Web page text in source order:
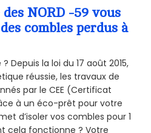
NORD -59 vous
combles perdus à
la loi du 17 août 2015,
réussie, les travaux de
par le CEE (Certificat
à un éco-prêt pour votre
d’isoler vos combles pour 1
cela fonctionne ? Votre